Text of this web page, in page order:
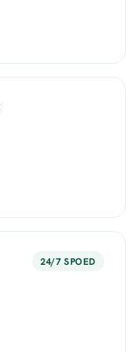
24/7 SPOED